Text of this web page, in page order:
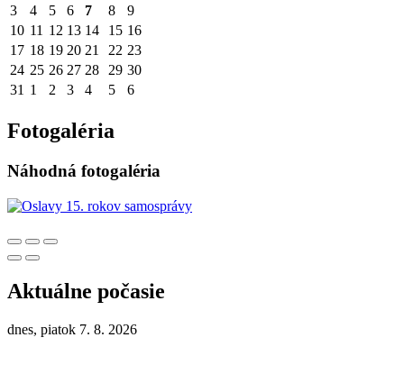
3
4 5 6 7 8
9
10 11 12 13 14 15 16
17 18 19 20 21 22 23
24 25 26 27 28 29 30
31 1 2 3 4 5 6
Fotogaléria
Náhodná fotogaléria
Aktuálne počasie
dnes, piatok 7. 8. 2026